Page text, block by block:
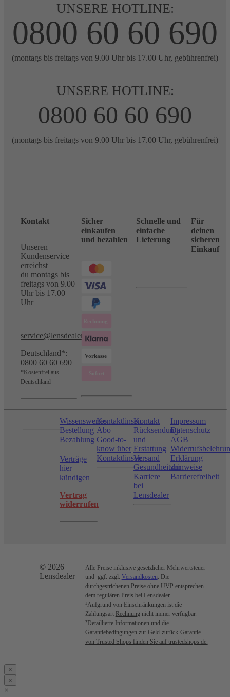
UNSERE HOTLINE:
0800 60 60 690
(montags bis freitags von 9.00 Uhr bis 17.00 Uhr, gebührenfrei)
UNSERE HOTLINE:
0800 60 60 690
(montags bis freitags von 9.00 Uhr bis 17.00 Uhr, gebührenfrei)
Kontakt
Unseren
Kundenservice
erreichst
du montags bis
freitags von 9.00
Uhr bis 17.00
Uhr
service@lensdealer.com
Deutschland*:
0800 60 60 690
*Kostenfrei aus
Deutschland
Sicher
einkaufen
und bezahlen
Schnelle und
einfache
Lieferung
Für
deinen
sicheren
Einkauf
Wissenswertes
Bestellung
Bezahlung
Verträge
hier
kündigen
Vertrag
widerrufen
Kontaktlinsen-
Abo
Good-to-
know über
Kontaktlinsen
Kontakt
Rücksendung
und
Erstattung
Versand
Gesundheitshinweise
Karriere
bei
Lensdealer
Impressum
Datenschutz
AGB
Erklärung
zur
Barrierefreiheit
© 2026
Lensdealer
Alle Preise inklusive gesetzlicher Mehrwertsteuer
und ggf. zzgl. Versandkosten . Die
durchgestrichenen Preise ohne UVP entsprechen
dem regulären Preis bei Lensdealer.
¹Aufgrund von Einschränkungen ist die
Zahlungsart Rechnung nicht immer verfügbar.
²Detaillierte Informationen und die
Garantiebedingungen zur Geld-zurück-Garantie
von Trusted Shops finden Sie auf trustedshops.de.
×
×
×